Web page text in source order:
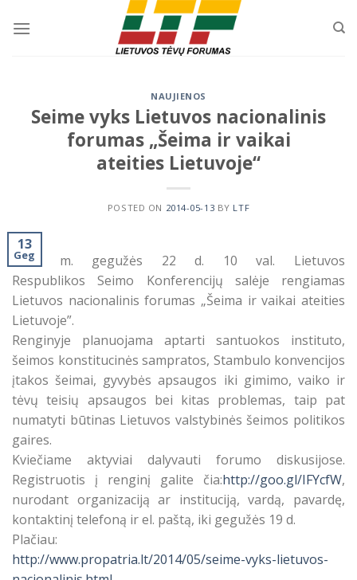
NAUJIENOS
Seime vyks Lietuvos nacionalinis
forumas „Šeima ir vaikai
ateities Lietuvoje“
POSTED ON 2014-05-13 BY LTF
13
Geg
2014 m. gegužės 22 d. 10 val. Lietuvos
Respublikos Seimo Konferencijų salėje rengiamas
Lietuvos nacionalinis forumas „Šeima ir vaikai ateities
Lietuvoje”.
Renginyje planuojama aptarti santuokos instituto,
šeimos konstitucinės sampratos, Stambulo konvencijos
įtakos šeimai, gyvybės apsaugos iki gimimo, vaiko ir
tėvų teisių apsaugos bei kitas problemas, taip pat
numatyti būtinas Lietuvos valstybinės šeimos politikos
gaires.
Kviečiame aktyviai dalyvauti forumo diskusijose.
Registruotis į renginį galite čia:http://goo.gl/IFYcfW,
nurodant organizaciją ar instituciją, vardą, pavardę,
kontaktinį telefoną ir el. paštą, iki gegužės 19 d.
Plačiau:
http://www.propatria.lt/2014/05/seime-vyks-lietuvos-